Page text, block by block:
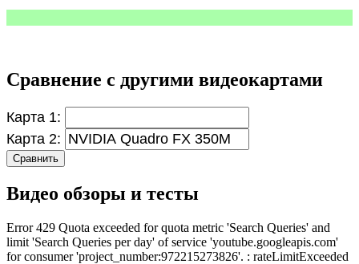
Сравнение с другими видеокартами
Карта 1:
Карта 2:
Сравнить
Видео обзоры и тесты
Error 429 Quota exceeded for quota metric 'Search Queries' and
limit 'Search Queries per day' of service 'youtube.googleapis.com'
for consumer 'project_number:972215273826'. : rateLimitExceeded